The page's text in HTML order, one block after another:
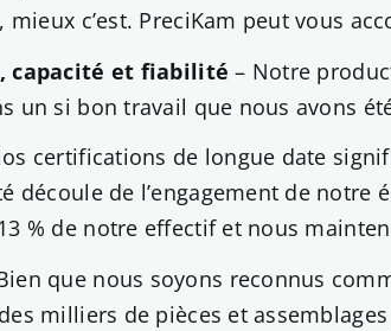
c’est. PreciKam peut vous
capacité et fiabilité – Notre
un si bon travail que nous avons
certifications de longue date
découle de l’engagement de
% de notre effectif et nous
que nous soyons reconnus
milliers de pièces et